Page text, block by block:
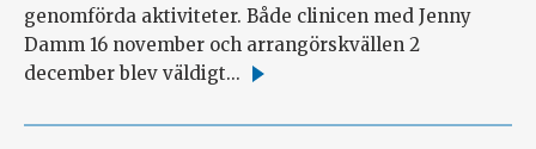
genomförda aktiviteter. Både clinicen med Jenny
Damm 16 november och arrangörskvällen 2
december blev väldigt... Läs